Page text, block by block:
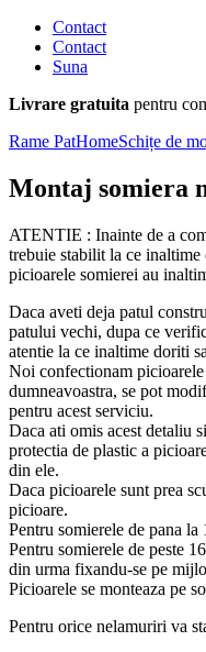
Contact
Contact
Suna
Livrare gratuita pentru
Rame PatHomeSchițe de
Montaj somiera
ATENTIE : Inainte de a
trebuie stabilit la ce inaltime
picioarele somierei au
Daca aveti deja patul
patului vechi, dupa ce
atentie la ce inaltime doriti
Noi confectionam
dumneavoastra, se pot
pentru acest serviciu.
Daca ati omis acest detaliu
protectia de plastic a
din ele.
Daca picioarele sunt prea
picioare.
Pentru somierele de pana
Pentru somierele de peste
din urma fixandu-se pe
Picioarele se monteaza pe
Pentru orice nelamuriri va